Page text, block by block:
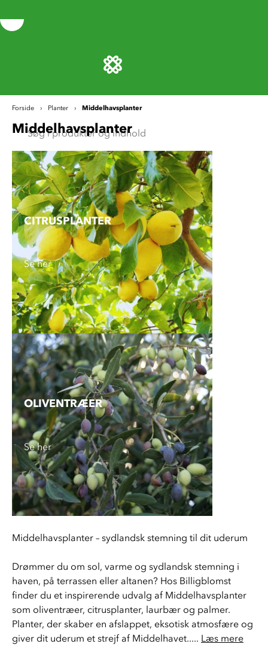
Forside Planter Middelhavsplanter
Middelhavsplanter
CITRUS­PLANTER
Se her
OLIVENTRÆER
Se her
Middelhavsplanter – sydlandsk stemning til dit uderum
Drømmer du om sol, varme og sydlandsk stemning i
haven, på terrassen eller altanen? Hos Billigblomst
finder du et inspirerende udvalg af Middelhavsplanter
som oliventræer, citrusplanter, laurbær og palmer.
Planter, der skaber en afslappet, eksotisk atmosfære og
giver dit uderum et strejf af Middelhavet..... Læs mere